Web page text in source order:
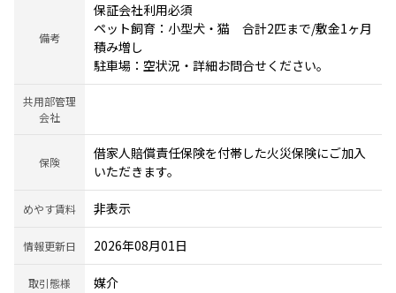
備考
保証会社利用必須
ペット飼育：小型犬・猫 合計2匹まで/敷金1ヶ月
積み増し
駐車場：空状況・詳細お問合せください。
共用部管理
会社
保険
借家人賠償責任保険を付帯した火災保険にご加入
いただきます。
めやす賃料 非表示
情報更新日 2026年08月01日
取引態様 媒介